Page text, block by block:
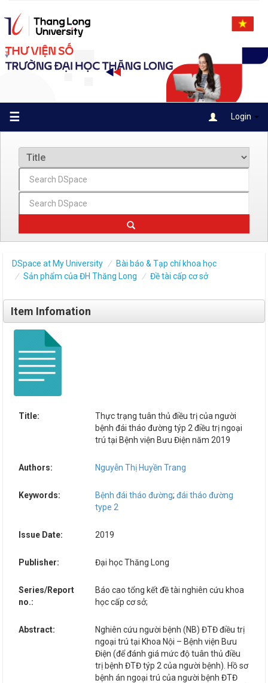
navigation
☰ Login
DSpace at My University
Bài báo & Tạp chí khoa học
Sản phẩm của ĐH Thăng Long
Đề tài cấp cơ sở
Item Infomation
Title:
Thực trạng tuân thủ điều trị của người
bệnh đái tháo đường týp 2 điều trị ngoại
trú tại Bệnh viện Bưu Điện năm 2019
Authors: Nguyễn Thị Huyền Trang
Keywords: Bệnh đái tháo đường; đái tháo đường
type 2
Issue Date: 2019
Publisher: Đại học Thăng Long
Series/Report
no.:
Báo cao tổng kết đề tài nghiên cứu khoa
học cấp cơ sở;
Abstract:
Nghiên cứu người bệnh (NB) ĐTĐ điều trị
ngoại trú tại Khoa Nội – Bệnh viện Bưu
Điện (để đánh giá mức độ tuân thủ điều
trị bệnh ĐTĐ týp 2 của người bệnh). Hồ sơ
bệnh án ngoại trú của người bệnh ĐTĐ